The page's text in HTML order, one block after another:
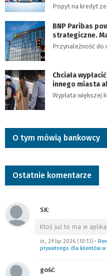
Popyt na kredyt
BNP Paribas
strategiczne.
Przynależność do
Chciała
innego miasta
Wypłata większej
O tym mówią bankowcy
Ostatnie komentarze
SK:
Ktoś już to ma w
śr., 29 lip 2026 (10:13) •
prywatnego dla klientów w
gość: